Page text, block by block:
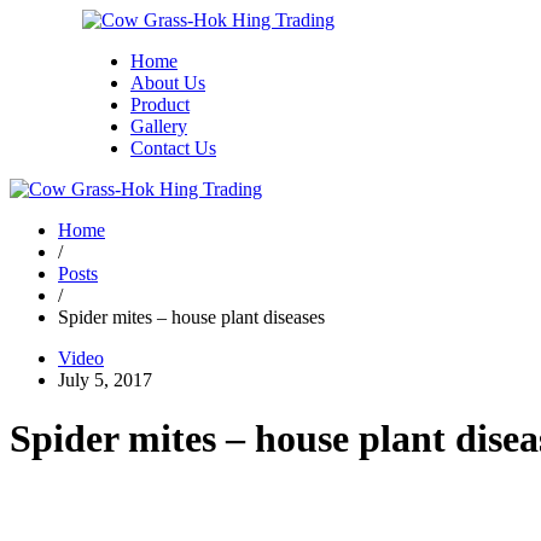
Home
About Us
Product
Gallery
Contact Us
Home
/
Posts
/
Spider mites – house plant diseases
Video
July 5, 2017
Spider mites – house plant